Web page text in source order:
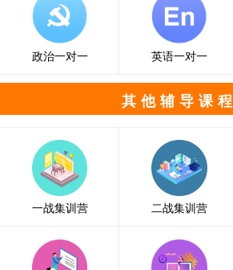
政治一对一 英语一对一
其他辅导课程
一战集训营 二战集训营